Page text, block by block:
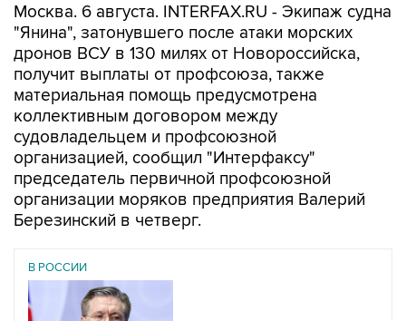
Москва. 6 августа. INTERFAX.RU - Экипаж судна
"Янина", затонувшего после атаки морских
дронов ВСУ в 130 милях от Новороссийска,
получит выплаты от профсоюза, также
материальная помощь предусмотрена
коллективным договором между
судовладельцем и профсоюзной
организацией, сообщил "Интерфаксу"
председатель первичной профсоюзной
организации моряков предприятия Валерий
Березинский в четверг.
В РОССИИ